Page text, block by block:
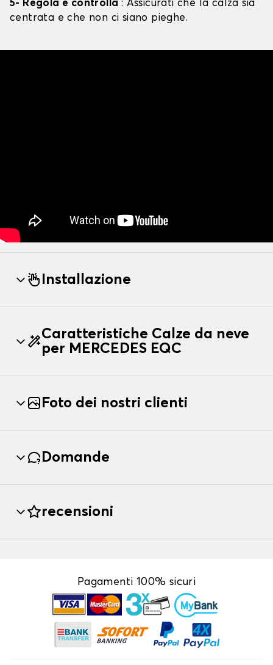
5- Regola e controlla : Assicurati che la calza sia
centrata e che non ci siano pieghe.
Installazione
Caratteristiche Calze da neve
per MERCEDES EQC
Foto dei nostri clienti
Domande
recensioni
Pagamenti 100% sicuri